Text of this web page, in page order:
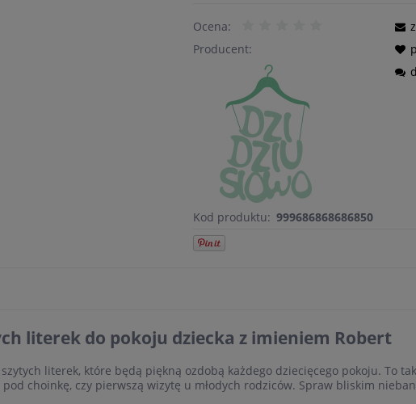
Ocena:
Producent:
Kod produktu: 999686868686850
literek do pokoju dziecka z imieniem Robert
literek, które będą piękną ozdobą każdego dziecięcego pokoju. To
choinkę, czy pierwszą wizytę u młodych rodziców. Spraw bliskim